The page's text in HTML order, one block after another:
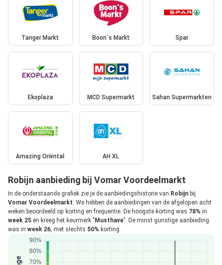
Tanger Markt Boon`s Markt Spar
Ekoplaza MCD Supermarkt Sahan Supermarkten
Amazing Oriëntal AH XL
Robijn aanbieding bij Vomar Voordeelmarkt
In de onderstaande grafiek zie je de aanbiedingshistorie van Robijn bij
Vomar Voordeelmarkt. We hebben de aanbiedingen van de afgelopen acht
weken beoordeeld op korting en frequentie. De hoogste korting was 78% in
week 25 en kreeg het keurmerk " Musthave". De minst gunstige aanbieding
was in week 26, met slechts 50% korting.